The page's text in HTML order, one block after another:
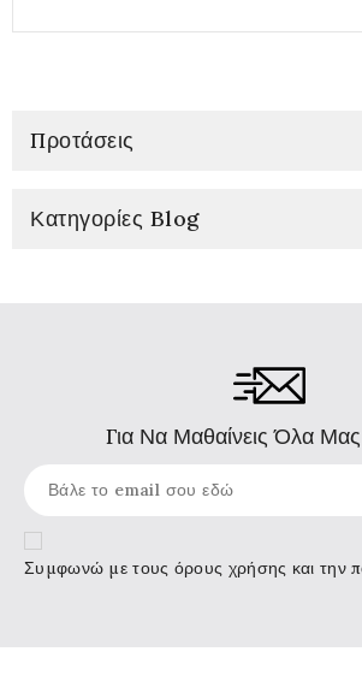
Προτάσεις
Κατηγορίες Blog
Για Να Μαθαίνεις Όλα
Συμφωνώ με τους όρους χρήσης και την